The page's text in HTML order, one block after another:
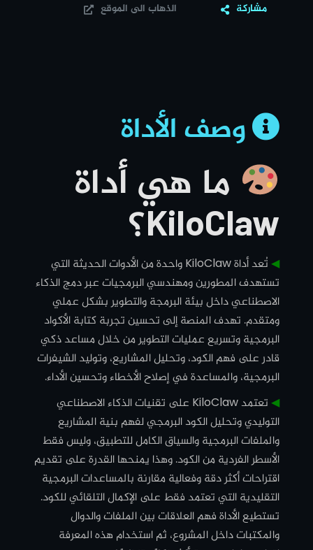
مشاركة الذهاب الى الموقع
وصف الأداة
ما هي أداة
KiloClaw؟
◀︎تُعد أداةKiloClawواحدة من الأدوات الحديثة التي
تستهدف المطورين ومهندسي البرمجيات عبر دمج الذكاء
الاصطناعي داخل بيئة البرمجة والتطوير بشكل عملي
ومتقدم. تهدف المنصة إلى تحسين تجربة كتابة الأكواد
البرمجية وتسريع عمليات التطوير من خلال مساعد ذكي
قادر على فهم الكود، وتحليل المشاريع، وتوليد الشيفرات
البرمجية، والمساعدة في إصلاح الأخطاء وتحسين الأداء.
◀︎
تعتمد KiloClaw على تقنيات الذكاء الاصطناعي
التوليدي وتحليل الكود البرمجي لفهم بنية المشاريع
والملفات البرمجية والسياق الكامل للتطبيق، وليس فقط
الأسطر الفردية من الكود. وهذا يمنحها القدرة على تقديم
اقتراحات أكثر دقة وفعالية مقارنة بالمساعدات البرمجية
التقليدية التي تعتمد فقط على الإكمال التلقائي للكود.
تستطيع الأداة فهم العلاقات بين الملفات والدوال
والمكتبات داخل المشروع، ثم استخدام هذه المعرفة